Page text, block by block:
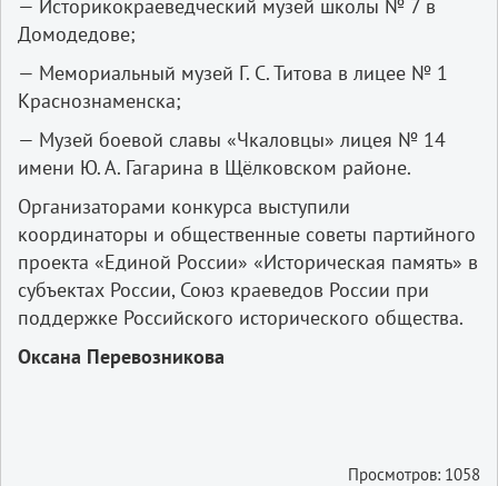
— Историко­краеведческий музей школы № 7 в
Домодедове;
— Мемориальный музей Г. С. Титова в лицее № 1
Краснознаменска;
— Музей боевой славы «Чкаловцы» лицея № 14
имени Ю. А. Гагарина в Щёлковском районе.
Организаторами конкурса выступили
координаторы и общественные советы партийного
проекта «Единой России» «Историческая память» в
субъектах России, Союз краеведов России при
поддержке Российского исторического общества.
Оксана Перевозникова
Просмотров: 1058